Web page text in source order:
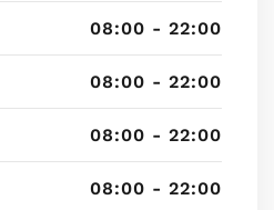
08:00 - 22:00
08:00 - 22:00
08:00 - 22:00
08:00 - 22:00